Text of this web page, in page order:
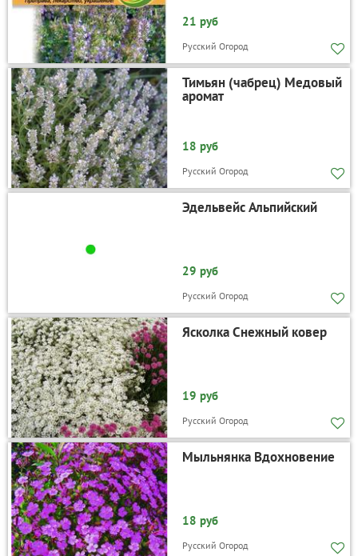
21 руб
Русский Огород
Тимьян (чабрец) Медовый
аромат
18 руб
Русский Огород
Эдельвейс Альпийский
29 руб
Русский Огород
Ясколка Снежный ковер
19 руб
Русский Огород
Мыльнянка Вдохновение
18 руб
Русский Огород